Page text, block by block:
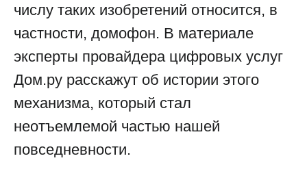
числу таких изобретений относится, в
частности, домофон. В материале
эксперты провайдера цифровых услуг
Дом.ру расскажут об истории этого
механизма, который стал
неотъемлемой частью нашей
повседневности.